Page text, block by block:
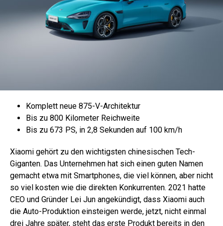
Komplett neue 875-V-Architektur
Bis zu 800 Kilometer Reichweite
Bis zu 673 PS, in 2,8 Sekunden auf 100 km/h
Xiaomi gehört zu den wichtigsten chinesischen Tech-
Giganten. Das Unternehmen hat sich einen guten Namen
gemacht etwa mit Smartphones, die viel können, aber nicht
so viel kosten wie die direkten Konkurrenten. 2021 hatte
CEO und Gründer Lei Jun angekündigt, dass Xiaomi auch
die Auto-Produktion einsteigen werde, jetzt, nicht einmal
drei Jahre später, steht das erste Produkt bereits in den